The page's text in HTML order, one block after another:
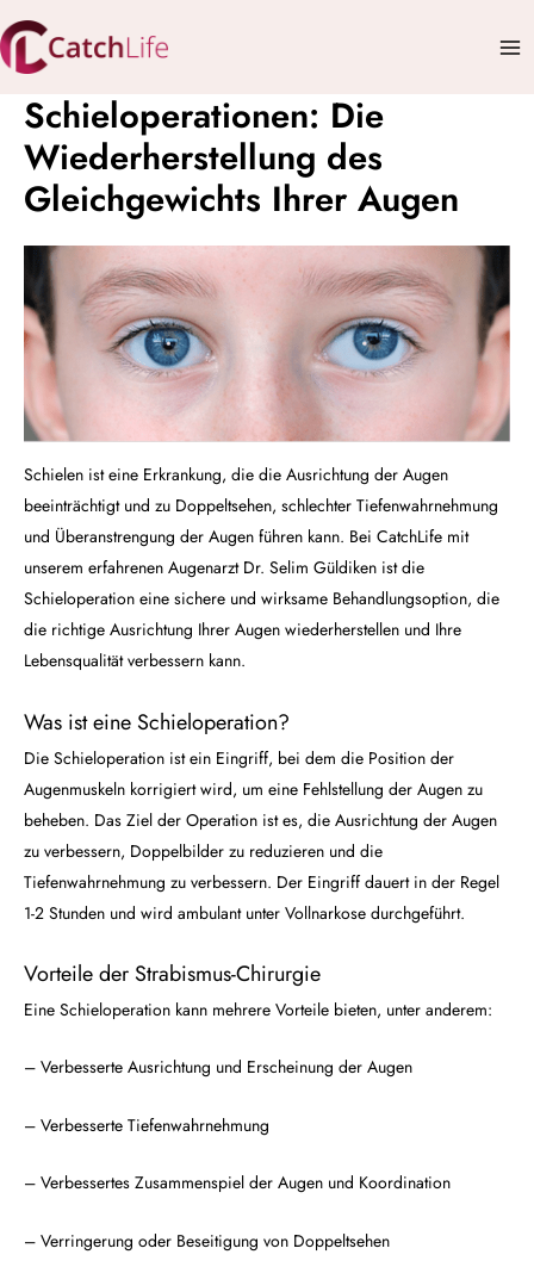
Zum
Inhalt
springen
Schieloperationen: Die
Wiederherstellung des
Gleichgewichts Ihrer Augen
Schielen ist eine Erkrankung, die die Ausrichtung der Augen
beeinträchtigt und zu Doppeltsehen, schlechter Tiefenwahrnehmung
und Überanstrengung der Augen führen kann. Bei CatchLife mit
unserem erfahrenen Augenarzt Dr. Selim Güldiken ist die
Schieloperation eine sichere und wirksame Behandlungsoption, die
die richtige Ausrichtung Ihrer Augen wiederherstellen und Ihre
Lebensqualität verbessern kann.
Was ist eine Schieloperation?
Die Schieloperation ist ein Eingriff, bei dem die Position der
Augenmuskeln korrigiert wird, um eine Fehlstellung der Augen zu
beheben. Das Ziel der Operation ist es, die Ausrichtung der Augen
zu verbessern, Doppelbilder zu reduzieren und die
Tiefenwahrnehmung zu verbessern. Der Eingriff dauert in der Regel
1-2 Stunden und wird ambulant unter Vollnarkose durchgeführt.
Vorteile der Strabismus-Chirurgie
Eine Schieloperation kann mehrere Vorteile bieten, unter anderem:
– Verbesserte Ausrichtung und Erscheinung der Augen
– Verbesserte Tiefenwahrnehmung
– Verbessertes Zusammenspiel der Augen und Koordination
– Verringerung oder Beseitigung von Doppeltsehen